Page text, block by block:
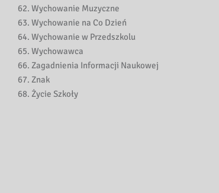
Wychowanie Muzyczne
Wychowanie na Co Dzień
Wychowanie w Przedszkolu
Wychowawca
Zagadnienia Informacji Naukowej
Znak
Życie Szkoły